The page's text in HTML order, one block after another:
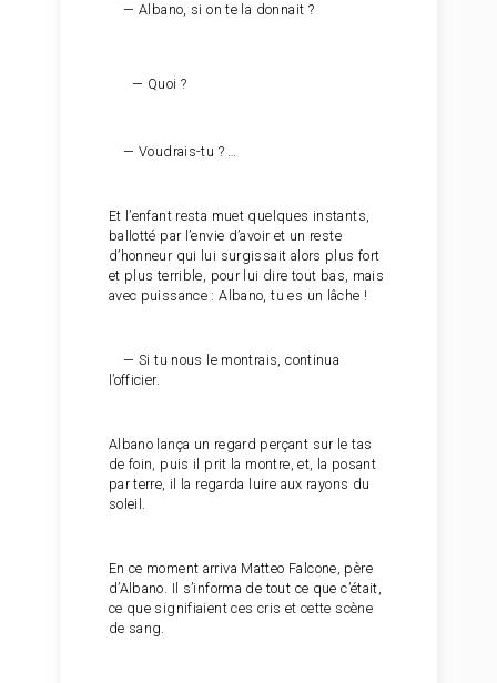
— Albano, si on te la donnait ?
— Quoi ?
— Voudrais-tu ? …
Et l’enfant resta muet quelques instants,
ballotté par l’envie d’avoir et un reste
d’honneur qui lui surgissait alors plus fort
et plus terrible, pour lui dire tout bas, mais
avec puissance : Albano, tu es un lâche !
— Si tu nous le montrais, continua
l’officier.
Albano lança un regard perçant sur le tas
de foin, puis il prit la montre, et, la posant
par terre, il la regarda luire aux rayons du
soleil.
En ce moment arriva Matteo Falcone, père
d’Albano. Il s’informa de tout ce que c’était,
ce que signifiaient ces cris et cette scène
de sang.